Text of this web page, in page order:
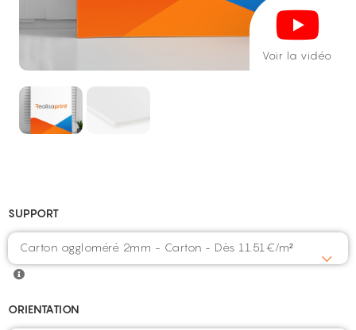
Voir la vidéo
SUPPORT
Carton aggloméré 2mm - Carton - Dès 11.51€/m²
ORIENTATION